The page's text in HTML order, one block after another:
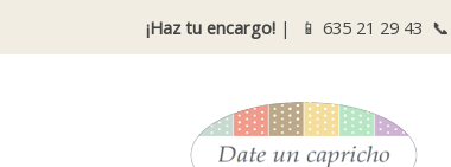
¡Haz tu encargo!| 📱 635 21 29 43 📞